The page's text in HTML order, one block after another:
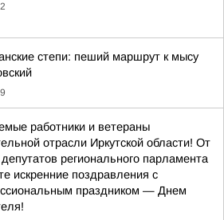
степи: пеший маршрут к мысу
работники и ветераны
отрасли Иркутской области! От
регионального парламента
искренние поздравления с
праздником — Днем